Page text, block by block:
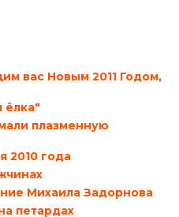
вас Новым 2011 Годом,
ёлка"
плазменную
2010 года
Михаила Задорнова
петардах